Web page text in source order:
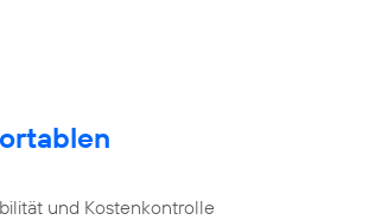
und Kostenkontrolle